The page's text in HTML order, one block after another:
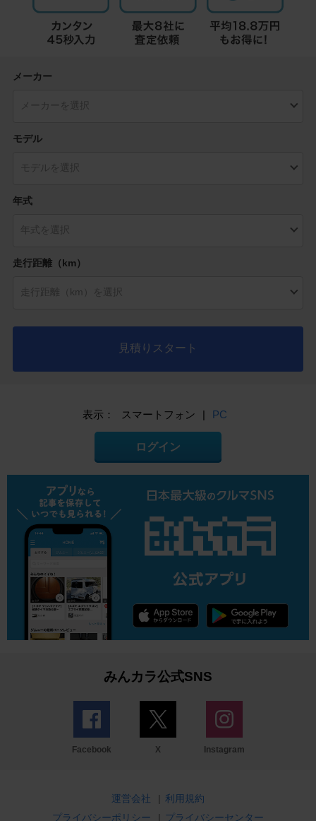
メーカー
モデル
年式
走行距離（km）
見積りスタート
表示： スマートフォン | PC
ログイン
みんカラ公式SNS
Facebook X Instagram
運営会社 | 利用規約
プライバシーポリシー
| プライバシーセンター